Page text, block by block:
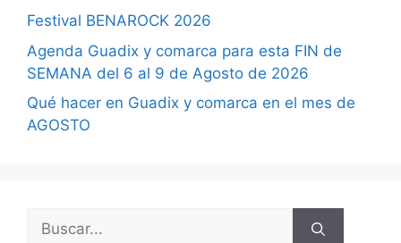
Festival BENAROCK 2026
Agenda Guadix y comarca para esta FIN de
SEMANA del 6 al 9 de Agosto de 2026
Qué hacer en Guadix y comarca en el mes de
AGOSTO
Buscar: